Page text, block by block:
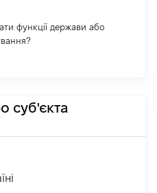
функції держави або
суб'єкта